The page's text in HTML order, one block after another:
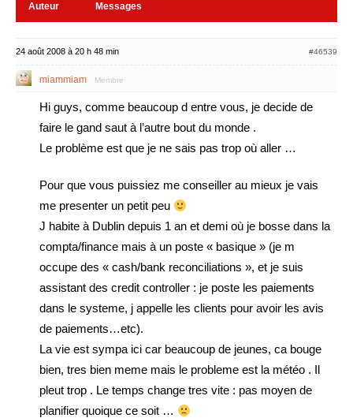
Auteur Messages
24 août 2008 à 20 h 48 min #46539
miammiam Membre
Hi guys, comme beaucoup d entre vous, je decide de
faire le gand saut à l’autre bout du monde .
Le problème est que je ne sais pas trop où aller …
Pour que vous puissiez me conseiller au mieux je vais
me presenter un petit peu
J habite à Dublin depuis 1 an et demi où je bosse dans la
compta/finance mais à un poste « basique » (je m
occupe des « cash/bank reconciliations », et je suis
assistant des credit controller : je poste les paiements
dans le systeme, j appelle les clients pour avoir les avis
de paiements…etc).
La vie est sympa ici car beaucoup de jeunes, ca bouge
bien, tres bien meme mais le probleme est la météo . Il
pleut trop . Le temps change tres vite : pas moyen de
planifier quoique ce soit …